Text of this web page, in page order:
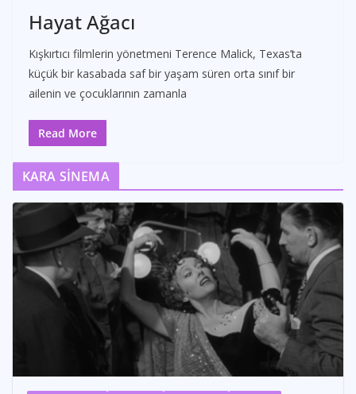
Hayat Ağacı
Kışkırtıcı filmlerin yönetmeni Terence Malick, Texas’ta
küçük bir kasabada saf bir yaşam süren orta sınıf bir
ailenin ve çocuklarının zamanla
Read More
KARA SİNEMA